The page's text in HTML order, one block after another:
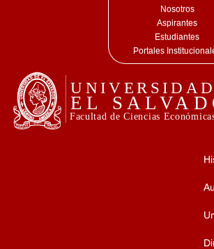
Nosotros
Aspirantes
Estudiantes
Portales